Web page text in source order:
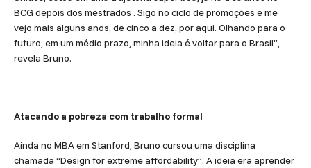
BCG depois dos mestrados . Sigo no ciclo de promoções e me
vejo mais alguns anos, de cinco a dez, por aqui. Olhando para o
futuro, em um médio prazo, minha ideia é voltar para o Brasil”,
revela Bruno.
Atacando a pobreza com trabalho formal
Ainda no MBA em Stanford, Bruno cursou uma disciplina
chamada “Design for extreme affordability”. A ideia era aprender